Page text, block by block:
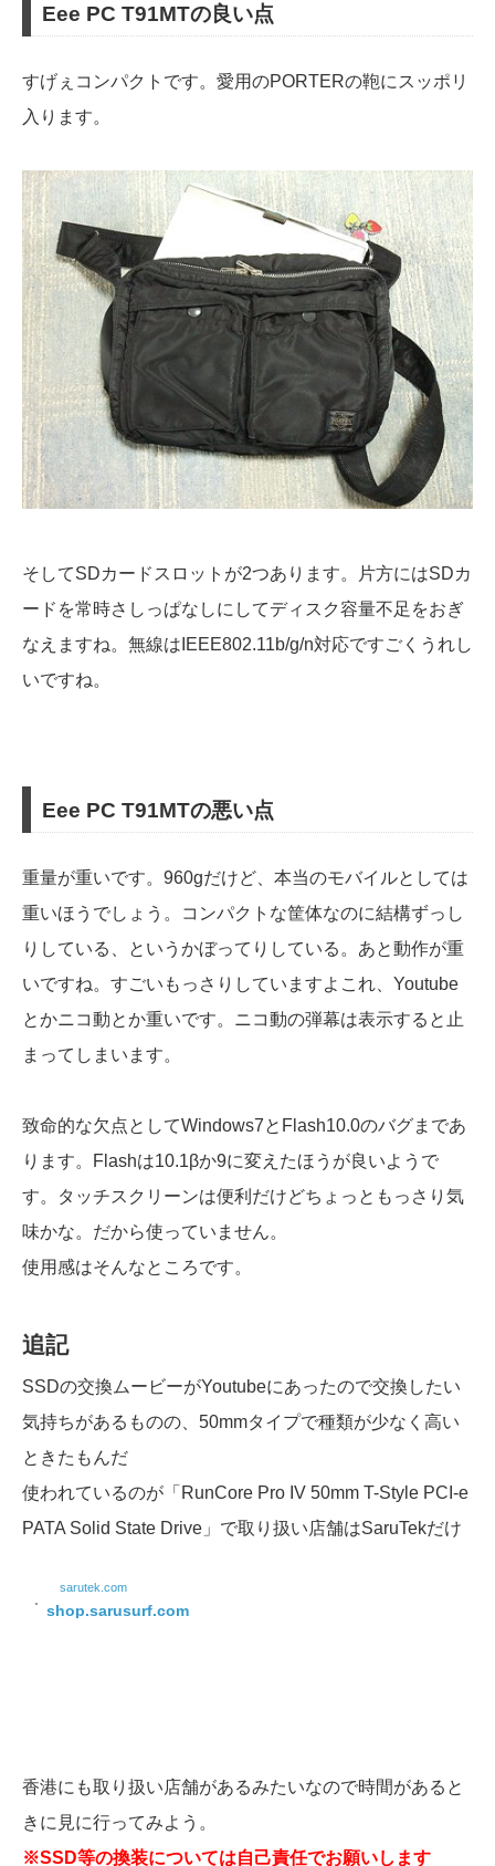
Eee PC T91MTの良い点
すげぇコンパクトです。愛用のPORTERの鞄にスッポリ
入ります。
そしてSDカードスロットが2つあります。片方にはSDカ
ードを常時さしっぱなしにしてディスク容量不足をおぎ
なえますね。無線はIEEE802.11b/g/n対応ですごくうれし
いですね。
Eee PC T91MTの悪い点
重量が重いです。960gだけど、本当のモバイルとしては
重いほうでしょう。コンパクトな筐体なのに結構ずっし
りしている、というかぼってりしている。あと動作が重
いですね。すごいもっさりしていますよこれ、Youtube
とかニコ動とか重いです。ニコ動の弾幕は表示すると止
まってしまいます。
致命的な欠点としてWindows7とFlash10.0のバグまであ
ります。Flashは10.1βか9に変えたほうが良いようで
す。タッチスクリーンは便利だけどちょっともっさり気
味かな。だから使っていません。
使用感はそんなところです。
追記
SSDの交換ムービーがYoutubeにあったので交換したい
気持ちがあるものの、50mmタイプで種類が少なく高い
ときたもんだ
使われているのが「RunCore Pro IV 50mm T-Style PCI-e
PATA Solid State Drive」で取り扱い店舗はSaruTekだけ
sarutek.com
shop.sarusurf.com
香港にも取り扱い店舗があるみたいなので時間があると
きに見に行ってみよう。
※SSD等の換装については自己責任でお願いします